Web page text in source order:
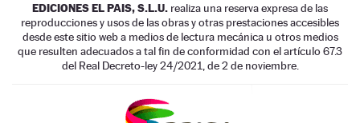
EDICIONES EL PAIS, S.L.U. realiza una reserva expresa de las
reproducciones y usos de las obras y otras prestaciones accesibles
desde este sitio web a medios de lectura mecánica u otros medios
que resulten adecuados a tal fin de conformidad con el artículo 67.3
del Real Decreto-ley 24/2021, de 2 de noviembre.